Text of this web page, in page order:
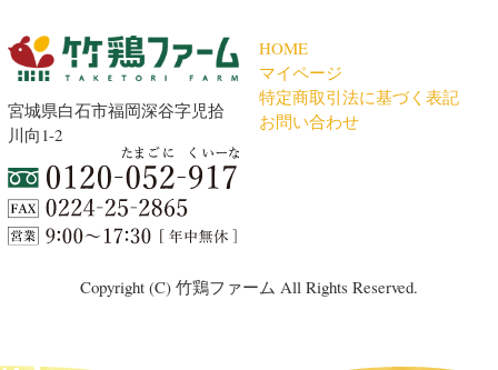
宮城県白石市福岡深谷字児拾
川向1-2
HOME
マイページ
特定商取引法に基づく表記
お問い合わせ
Copyright (C) 竹鶏ファーム All Rights Reserved.